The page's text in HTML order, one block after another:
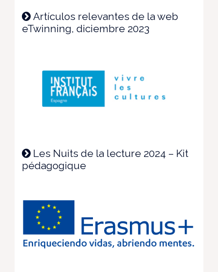
Artículos relevantes de la web
eTwinning, diciembre 2023
Les Nuits de la lecture 2024 – Kit
pédagogique